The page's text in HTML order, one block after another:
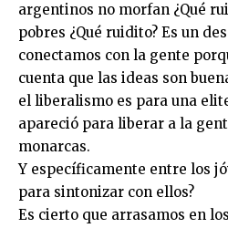
argentinos no morfan ¿Qué
pobres ¿Qué ruidito? Es un
conectamos con la gente
cuenta que las ideas son
el liberalismo es para una
apareció para liberar a la
monarcas.
Y específicamente entre los
para sintonizar con ellos?
Es cierto que arrasamos en